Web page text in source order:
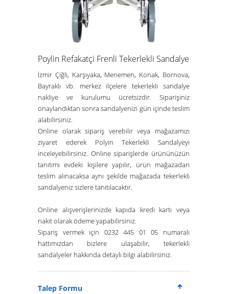
Poylin Refakatçi Frenli Tekerlekli Sandalye
İzmir Çiğli, Karşıyaka, Menemen, Konak, Bornova,
Bayraklı vb. merkez ilçelere tekerlekli sandalye
nakliye ve kurulumu ücretsizdir. Siparişiniz
onaylandıktan sonra sandalyenizi gün içinde teslim
alabilirsiniz.
Online olarak sipariş verebilir veya mağazamızı
ziyaret ederek Polyin Tekerlekli Sandalyeyi
inceleyebilirsiniz. Online siparişlerde ürününüzün
tanıtımı evdeki kişilere yapılır, ürün mağazadan
teslim alınacaksa aynı şekilde mağazada tekerlekli
sandalyeniz sizlere tanıtılacaktır.
Online alışverişlerinizde kapıda kredi kartı veya
nakit olarak ödeme yapabilirsiniz.
Sipariş vermek için 0232 445 01 05 numaralı
hattımızdan bizlere ulaşabilir, tekerlekli
sandalyeler hakkında detaylı bilgi alabilirsiniz.
Talep Formu